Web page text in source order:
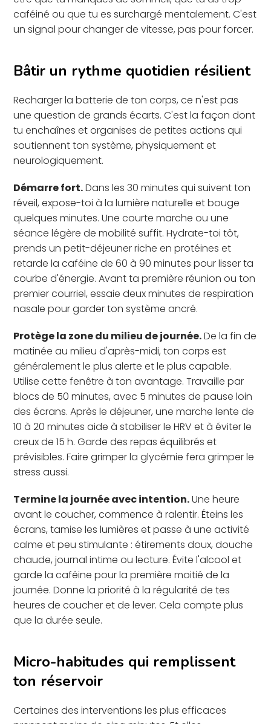
caféiné ou que tu es surchargé mentalement. C'est
un signal pour changer de vitesse, pas pour forcer.
Bâtir un rythme quotidien résilient
Recharger la batterie de ton corps, ce n'est pas
une question de grands écarts. C'est la façon dont
tu enchaînes et organises de petites actions qui
soutiennent ton système, physiquement et
neurologiquement.
Démarre fort.Dans les 30 minutes qui suivent ton
réveil, expose-toi à la lumière naturelle et bouge
quelques minutes. Une courte marche ou une
séance légère de mobilité suffit. Hydrate-toi tôt,
prends un petit-déjeuner riche en protéines et
retarde la caféine de 60 à 90 minutes pour lisser ta
courbe d'énergie. Avant ta première réunion ou ton
premier courriel, essaie deux minutes de respiration
nasale pour garder ton système ancré.
Protège la zone du milieu de journée.De la fin de
matinée au milieu d'après-midi, ton corps est
généralement le plus alerte et le plus capable.
Utilise cette fenêtre à ton avantage. Travaille par
blocs de 50 minutes, avec 5 minutes de pause loin
des écrans. Après le déjeuner, une marche lente de
10 à 20 minutes aide à stabiliser le HRV et à éviter le
creux de 15 h. Garde des repas équilibrés et
prévisibles. Faire grimper la glycémie fera grimper le
stress aussi.
Termine la journée avec intention.Une heure
avant le coucher, commence à ralentir. Éteins les
écrans, tamise les lumières et passe à une activité
calme et peu stimulante : étirements doux, douche
chaude, journal intime ou lecture. Évite l'alcool et
garde la caféine pour la première moitié de la
journée. Donne la priorité à la régularité de tes
heures de coucher et de lever. Cela compte plus
que la durée seule.
Micro-habitudes qui remplissent
ton réservoir
Certaines des interventions les plus efficaces